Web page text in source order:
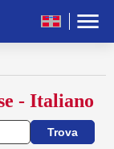
- Italiano